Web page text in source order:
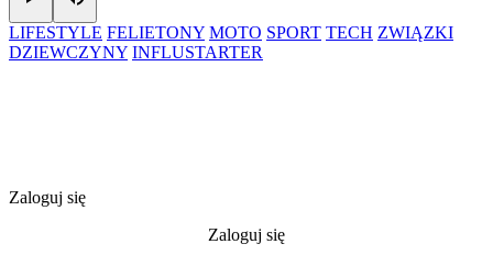
LIFESTYLE FELIETONY MOTO SPORT TECH ZWIĄZKI
DZIEWCZYNY INFLUSTARTER
Zaloguj się
Zaloguj się